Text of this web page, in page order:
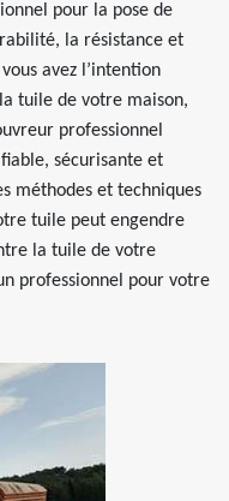
pour la pose de
la résistance et
avez l’intention
tuile de votre maison,
professionnel
sécurisante et
méthodes et techniques
tuile peut engendre
la tuile de votre
professionnel pour votre